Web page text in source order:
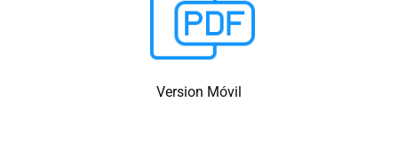
Version Móvil